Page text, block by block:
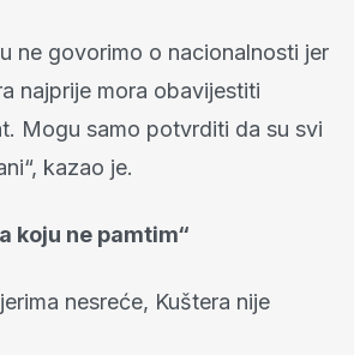
ne govorimo o nacionalnosti jer
najprije mora obavijestiti
Mogu samo potvrditi da su svi
kazao je.
koju ne pamtim“
nesreće, Kuštera nije